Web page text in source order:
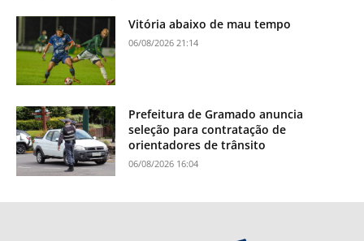
Vitória abaixo de mau tempo
06/08/2026 21:14
Prefeitura de Gramado anuncia
seleção para contratação de
orientadores de trânsito
06/08/2026 16:04